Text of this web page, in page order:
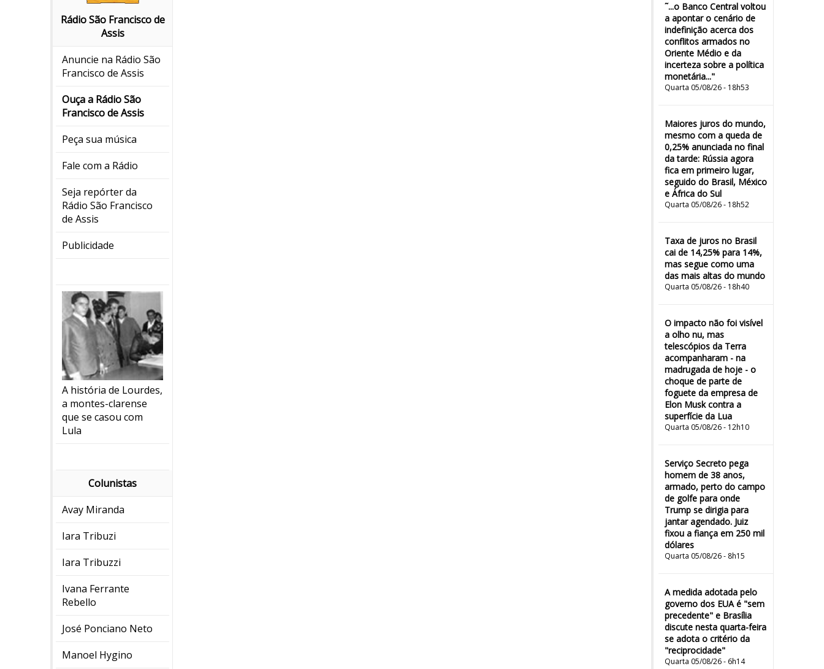
Rádio São Francisco de
Assis
Anuncie na Rádio São
Francisco de Assis
Ouça a Rádio São
Francisco de Assis
Peça sua música
Fale com a Rádio
Seja repórter da
Rádio São Francisco
de Assis
Publicidade
A história de Lourdes,
a montes-clarense
que se casou com
Lula
Colunistas
Avay Miranda
Iara Tribuzi
Iara Tribuzzi
Ivana Ferrante
Rebello
José Ponciano Neto
Manoel Hygino
˜...o Banco Central voltou
a apontar o cenário de
indefinição acerca dos
conflitos armados no
Oriente Médio e da
incerteza sobre a política
monetária..."
Quarta 05/08/26 - 18h53
Maiores juros do mundo,
mesmo com a queda de
0,25% anunciada no final
da tarde: Rússia agora
fica em primeiro lugar,
seguido do Brasil, México
e África do Sul
Quarta 05/08/26 - 18h52
Taxa de juros no Brasil
cai de 14,25% para 14%,
mas segue como uma
das mais altas do mundo
Quarta 05/08/26 - 18h40
O impacto não foi visível
a olho nu, mas
telescópios da Terra
acompanharam - na
madrugada de hoje - o
choque de parte de
foguete da empresa de
Elon Musk contra a
superfície da Lua
Quarta 05/08/26 - 12h10
Serviço Secreto pega
homem de 38 anos,
armado, perto do campo
de golfe para onde
Trump se dirigia para
jantar agendado. Juiz
fixou a fiança em 250 mil
dólares
Quarta 05/08/26 - 8h15
A medida adotada pelo
governo dos EUA é "sem
precedente" e Brasília
discute nesta quarta-feira
se adota o critério da
"reciprocidade"
Quarta 05/08/26 - 6h14